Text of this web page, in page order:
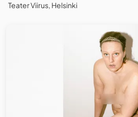
Teater Viirus, Helsinki